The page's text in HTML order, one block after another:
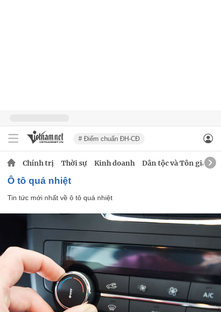
# Điểm chuẩn ĐH-CĐ
Chính trị Thời sự Kinh doanh Dân tộc và Tôn giáo
ô tô quá nhiệt
Tin tức mới nhất về ô tô quá nhiệt